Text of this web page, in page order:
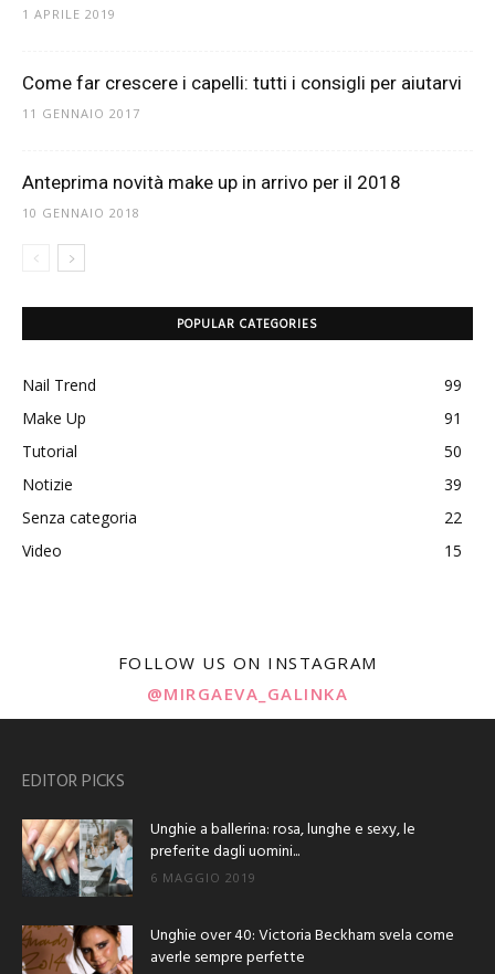
1 APRILE 2019
Come far crescere i capelli: tutti i consigli per aiutarvi
11 GENNAIO 2017
Anteprima novità make up in arrivo per il 2018
10 GENNAIO 2018
POPULAR CATEGORIES
Nail Trend
99
Make Up
91
Tutorial
50
Notizie
39
Senza categoria
22
Video
15
FOLLOW US ON INSTAGRAM
@MIRGAEVA_GALINKA
EDITOR PICKS
Unghie a ballerina: rosa, lunghe e sexy, le
preferite dagli uomini...
6 MAGGIO 2019
Unghie over 40: Victoria Beckham svela come
averle sempre perfette